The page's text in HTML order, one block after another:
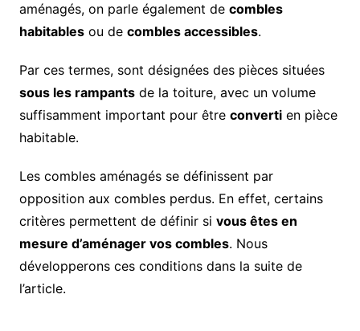
aménagés, on parle également de combles
habitablesou de combles accessibles.
Par ces termes, sont désignées des pièces situées
sous les rampantsde la toiture, avec un volume
suffisamment important pour être convertien pièce
habitable.
Les combles aménagés se définissent par
opposition aux combles perdus. En effet, certains
critères permettent de définir si vous êtes en
mesure d’aménager vos combles. Nous
développerons ces conditions dans la suite de
l’article.